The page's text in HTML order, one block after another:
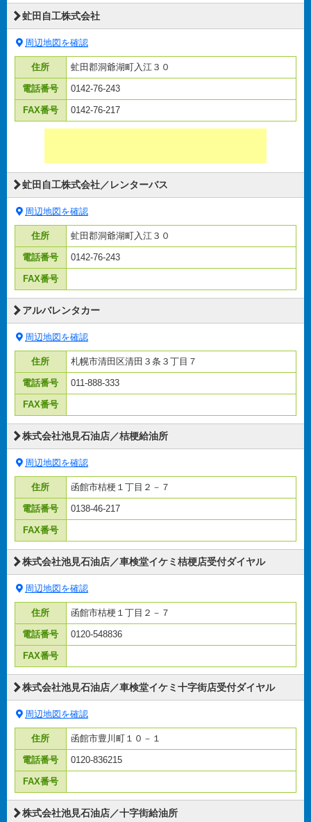
虻田自工株式会社
周辺地図を確認
住所 虻田郡洞爺湖町入江３０
電話番号 0142-76-243
FAX番号 0142-76-217
虻田自工株式会社／レンターバス
周辺地図を確認
住所 虻田郡洞爺湖町入江３０
電話番号 0142-76-243
FAX番号
アルバレンタカー
周辺地図を確認
住所 札幌市清田区清田３条３丁目７
電話番号 011-888-333
FAX番号
株式会社池見石油店／桔梗給油所
周辺地図を確認
住所 函館市桔梗１丁目２－７
電話番号 0138-46-217
FAX番号
株式会社池見石油店／車検堂イケミ桔梗店受付ダイヤル
周辺地図を確認
住所 函館市桔梗１丁目２－７
電話番号 0120-548836
FAX番号
株式会社池見石油店／車検堂イケミ十字街店受付ダイヤル
周辺地図を確認
住所 函館市豊川町１０－１
電話番号 0120-836215
FAX番号
株式会社池見石油店／十字街給油所